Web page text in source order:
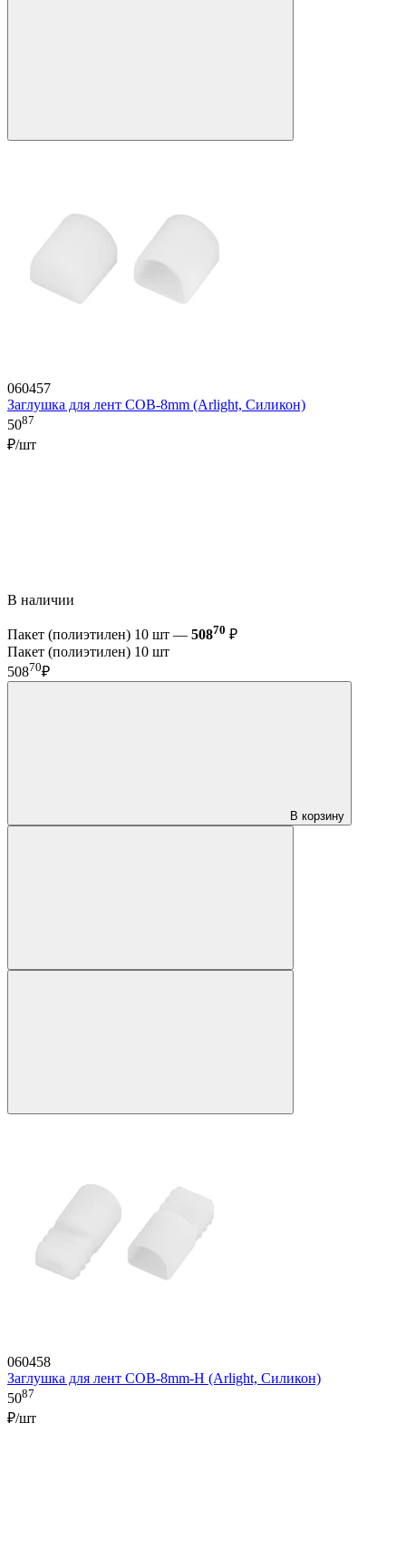
060457
Заглушка для лент COB-8mm (Arlight, Силикон)
5087
₽/шт
В наличии
Пакет (полиэтилен) 10 шт — 50870 ₽
Пакет (полиэтилен) 10 шт
50870₽
В корзину
060458
Заглушка для лент COB-8mm-H (Arlight, Силикон)
5087
₽/шт